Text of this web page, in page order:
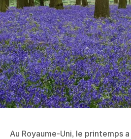
Au Royaume-Uni, le printemps